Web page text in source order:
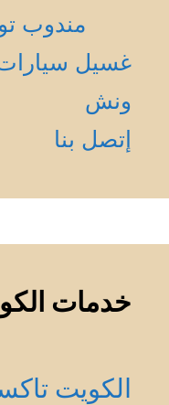
مندوب
غسيل
ونش
إتصل بنا
خدمات
الكويت